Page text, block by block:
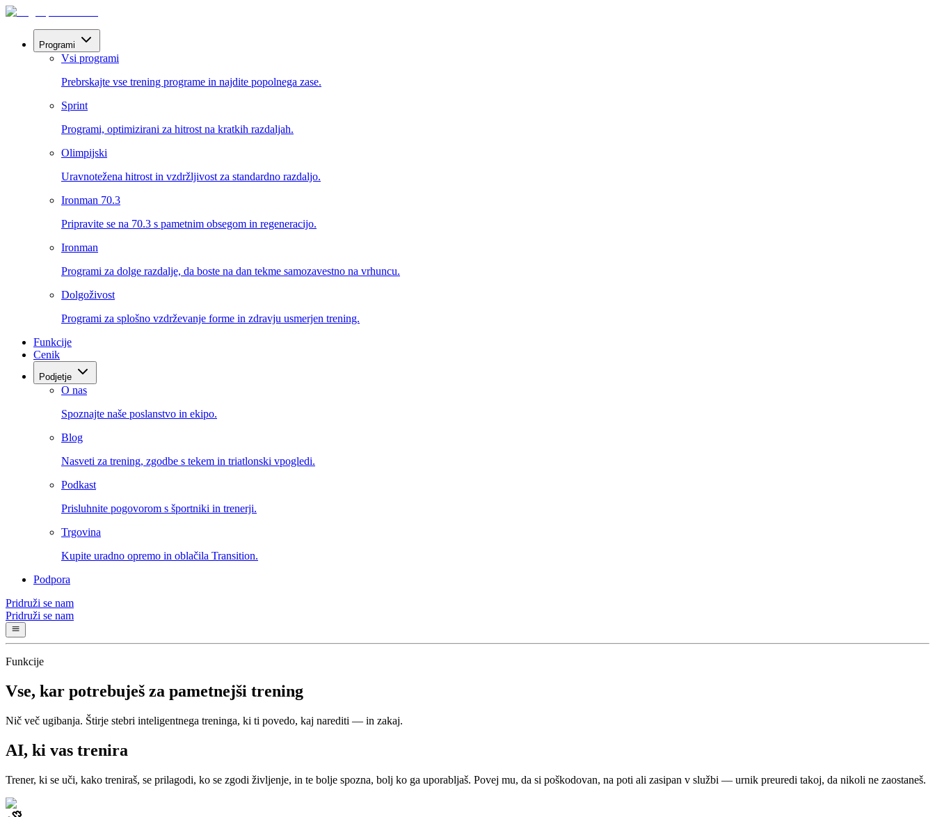
Programi
Vsi programi
Prebrskajte vse trening programe in najdite popolnega zase.
Sprint
Programi, optimizirani za hitrost na kratkih razdaljah.
Olimpijski
Uravnotežena hitrost in vzdržljivost za standardno razdaljo.
Ironman 70.3
Pripravite se na 70.3 s pametnim obsegom in regeneracijo.
Ironman
Programi za dolge razdalje, da boste na dan tekme samozavestno na vrhuncu.
Dolgoživost
Programi za splošno vzdrževanje forme in zdravju usmerjen trening.
Funkcije
Cenik
Podjetje
O nas
Spoznajte naše poslanstvo in ekipo.
Blog
Nasveti za trening, zgodbe s tekem in triatlonski vpogledi.
Podkast
Prisluhnite pogovorom s športniki in trenerji.
Trgovina
Kupite uradno opremo in oblačila Transition.
Podpora
Pridruži se nam
Pridruži se nam
Funkcije
Vse, kar potrebuješ za pametnejši trening
Nič več ugibanja. Štirje stebri inteligentnega treninga, ki ti povedo, kaj narediti — in zakaj.
AI, ki vas trenira
Trener, ki se uči, kako treniraš, se prilagodi, ko se zgodi življenje, in te bolje spozna, bolj ko ga uporabljaš. Povej mu, da si poškodovan, na poti ali zasipan v službi — urnik preuredi takoj, da nikoli ne zaostaneš.